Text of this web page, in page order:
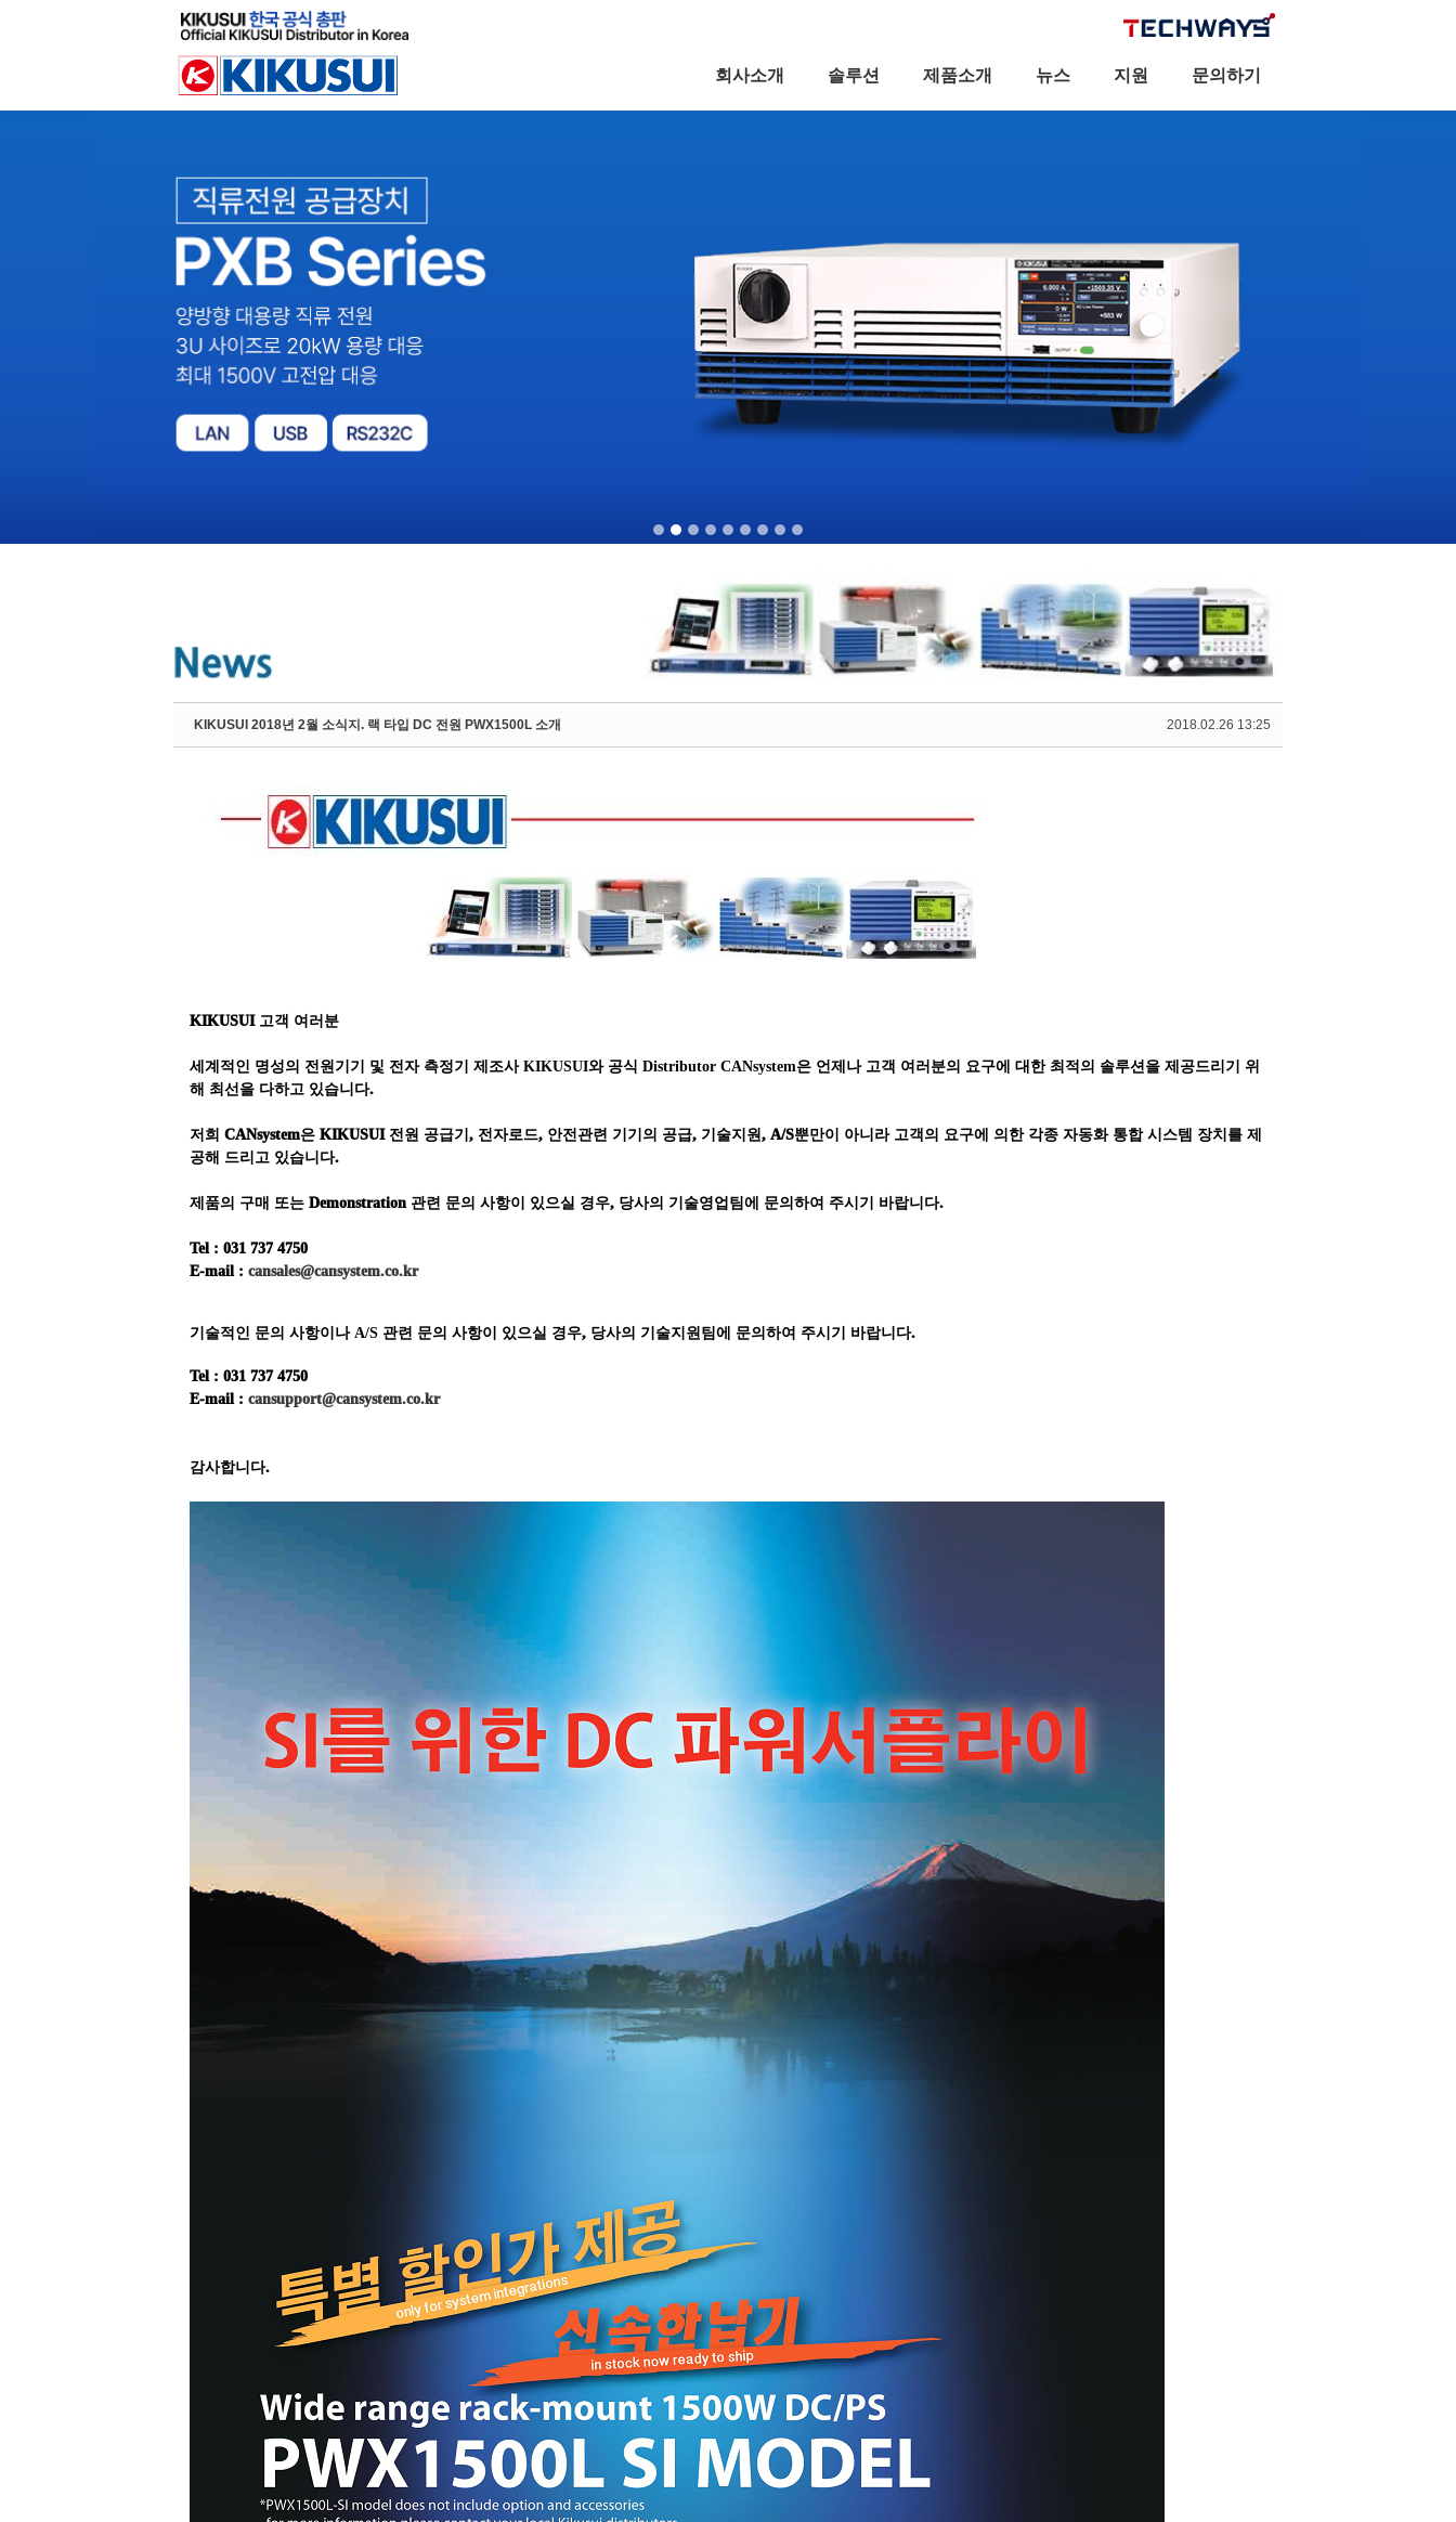
회사소개 솔루션 제품소개 뉴스 지원 문의하기
2018.02.26 13:25
KIKUSUI 2018년 2월 소식지. 랙 타입 DC 전원 PWX1500L 소개
KIKUSUI 고객 여러분
세계적인 명성의 전원기기 및 전자 측정기 제조사KIKUSUI와 공식 Distributor CANsystem은 언제나 고객 여러분의 요구에 대한 최적의 솔루션을 제공드리기 위
해 최선을 다하고 있습니다.
저희 CANsystem은 KIKUSUI 전원 공급기 , 전자로드, 안전관련 기기의 공급, 기술지원, A/S뿐만이 아니라 고객의 요구에 의한 각종 자동화 통합 시스템 장치를 제
공해 드리고 있습니다.
제품의 구매 또는 Demonstration 관련 문의 사항이 있으실 경우, 당사의 기술영업팀에 문의하여 주시기 바랍니다.
Tel : 031 737 4750
E-mail : cansales@cansystem.co.kr
기술적인 문의 사항이나A/S 관련 문의 사항이 있으실 경우, 당사의 기술지원팀에 문의하여 주시기 바랍니다.
Tel : 031 737 4750
E-mail : cansupport@cansystem.co.kr
감사합니다.
Sketchbook5,
스케치북5
Sketchbook5,
스케치북5